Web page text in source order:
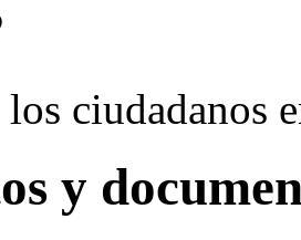
los ciudadanos
y